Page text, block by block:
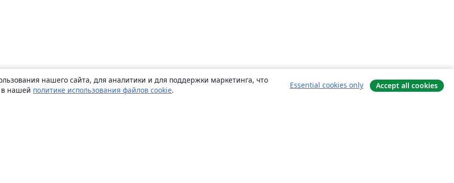
нашего сайта, для аналитики и для поддержки маркетинга, что
в нашей политике использования файлов cookie.
Essential cookies only Accept all cookies